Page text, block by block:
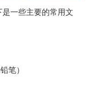
一些主要的常用文
笔）